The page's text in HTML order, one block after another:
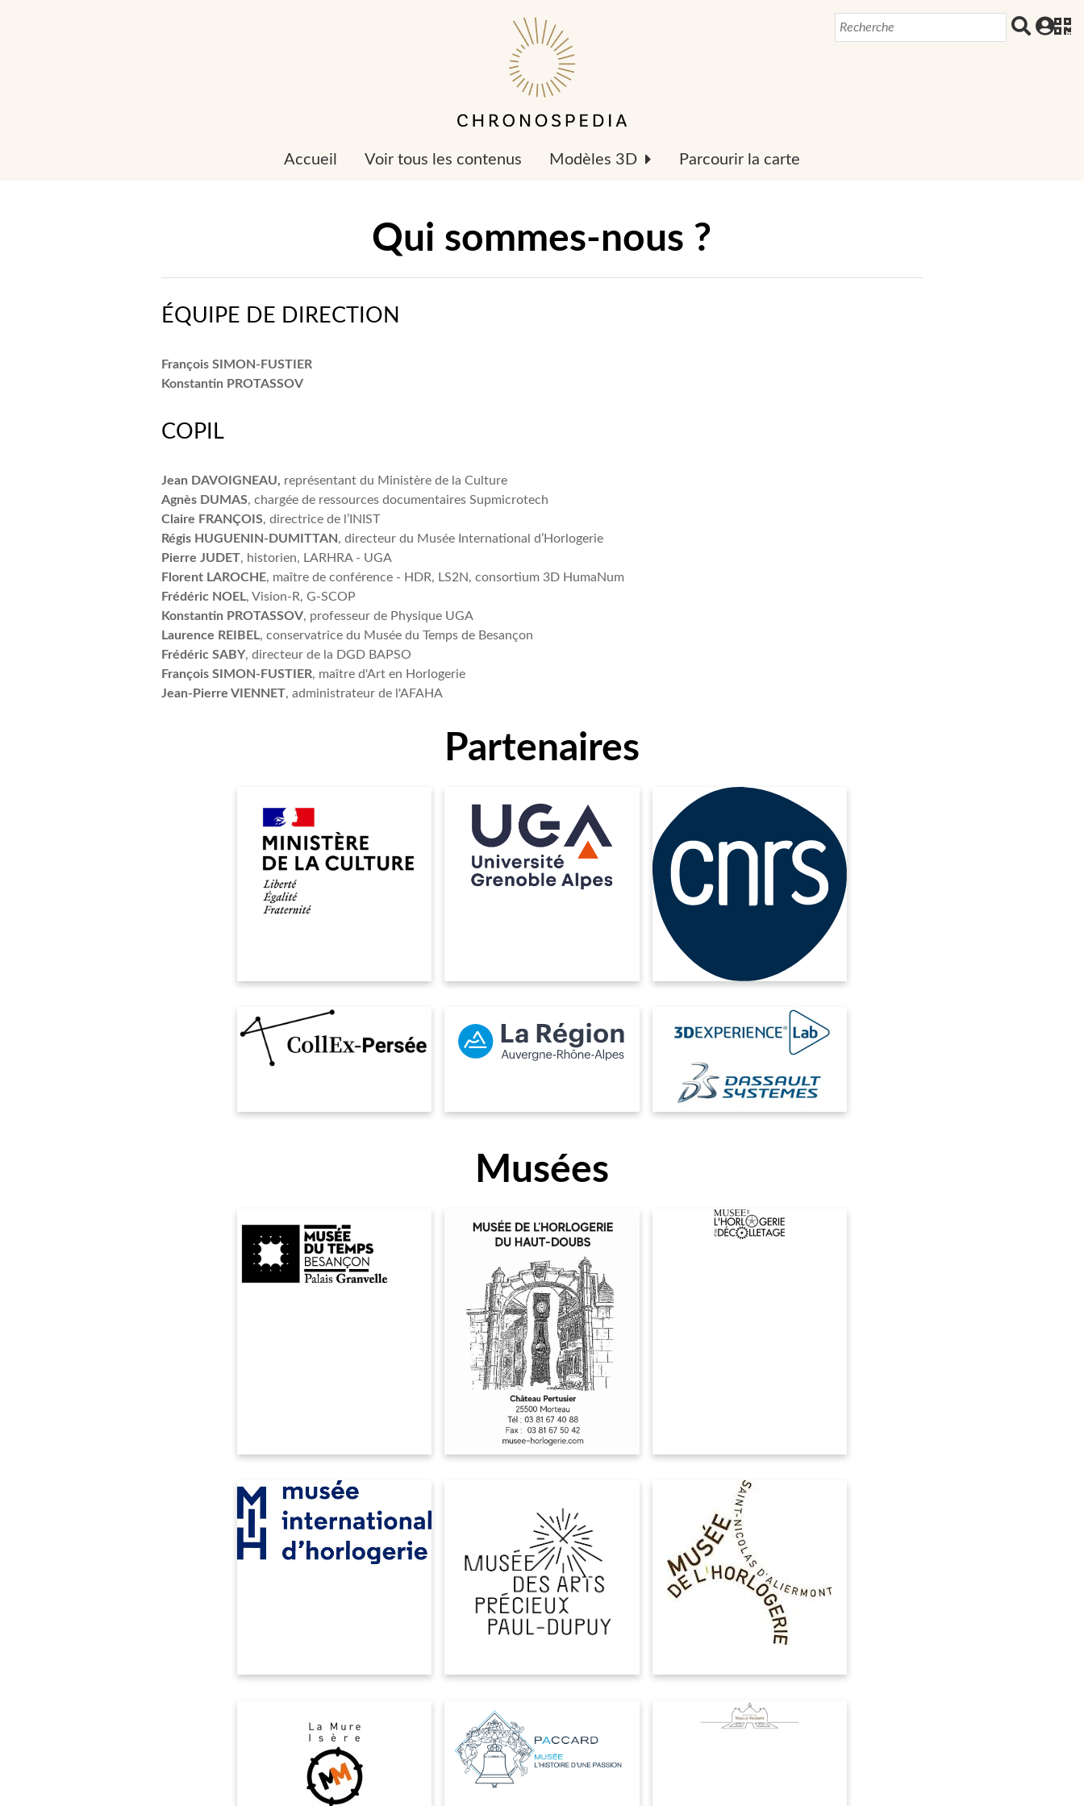
Accueil Voir tous les contenus Modèles 3D Parcourir la carte
Qui sommes-nous ?
ÉQUIPE DE DIRECTION
François SIMON-FUSTIER
Konstantin PROTASSOV
COPIL
Jean DAVOIGNEAU, représentant du Ministère de la Culture
Agnès DUMAS, chargée de ressources documentaires Supmicrotech
Claire FRANÇOIS, directrice de l’INIST
Régis HUGUENIN-DUMITTAN, directeur du Musée International d’Horlogerie
Pierre JUDET, historien, LARHRA - UGA
Florent LAROCHE, maître de conférence - HDR, LS2N, consortium 3D HumaNum
Frédéric NOEL, Vision-R, G-SCOP
Konstantin PROTASSOV, professeur de Physique UGA
Laurence REIBEL, conservatrice du Musée du Temps de Besançon
Frédéric SABY, directeur de la DGD BAPSO
François SIMON-FUSTIER, maître d'Art en Horlogerie
Jean-Pierre VIENNET, administrateur de l'AFAHA
Partenaires
Musées